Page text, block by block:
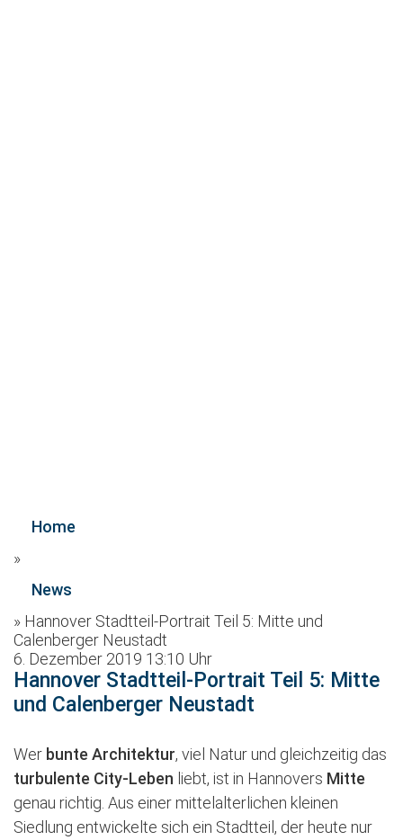
Home
»
News
» Hannover Stadtteil-Portrait Teil 5: Mitte und
Calenberger Neustadt
6. Dezember 2019 13:10 Uhr
Hannover Stadtteil-Portrait Teil 5: Mitte
und Calenberger Neustadt
Wer bunte Architektur, viel Natur und gleichzeitig das
turbulente City-Leben liebt, ist in Hannovers Mitte
genau richtig. Aus einer mittelalterlichen kleinen
Siedlung entwickelte sich ein Stadtteil, der heute nur